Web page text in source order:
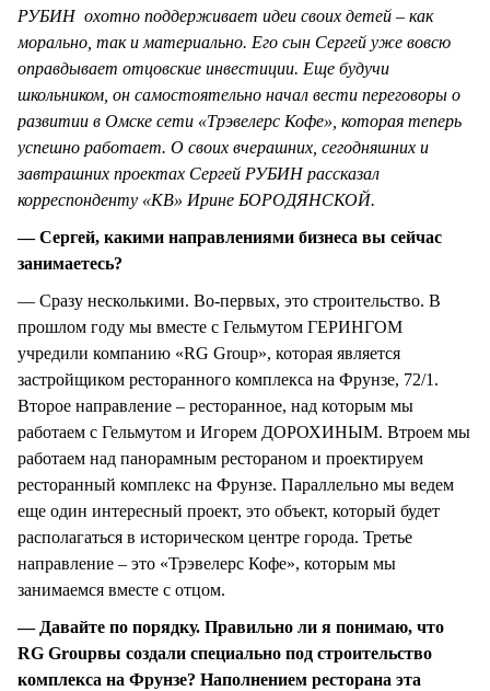
РУБИН охотно поддерживает идеи своих детей – как
морально, так и материально. Его сын Сергей уже вовсю
оправдывает отцовские инвестиции. Еще будучи
школьником, он самостоятельно начал вести переговоры о
развитии в Омске сети «Трэвелерс Кофе», которая теперь
успешно работает. О своих вчерашних, сегодняшних и
завтрашних проектах Сергей РУБИН рассказал
корреспонденту «КВ» Ирине БОРОДЯНСКОЙ.
— Сергей, какими направлениями бизнеса вы сейчас
занимаетесь?
— Сразу несколькими. Во-первых, это строительство. В
прошлом году мы вместе с Гельмутом ГЕРИНГОМ
учредили компанию «RG Group», которая является
застройщиком ресторанного комплекса на Фрунзе, 72/1.
Второе направление – ресторанное, над которым мы
работаем с Гельмутом и Игорем ДОРОХИНЫМ. Втроем мы
работаем над панорамным рестораном и проектируем
ресторанный комплекс на Фрунзе. Параллельно мы ведем
еще один интересный проект, это объект, который будет
располагаться в историческом центре города. Третье
направление – это «Трэвелерс Кофе», которым мы
занимаемся вместе с отцом.
— Давайте по порядку. Правильно ли я понимаю, что
RG Groupвы создали специально под строительство
комплекса на Фрунзе? Наполнением ресторана эта